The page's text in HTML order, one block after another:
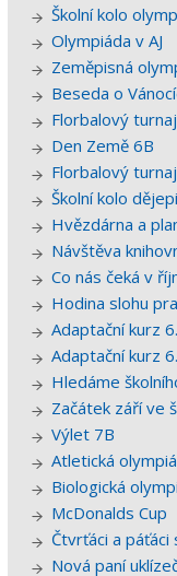
Školní kolo
Olympiáda v AJ
Zeměpisná
Beseda o
Florbalový
Den Země 6B
Florbalový turnaj
Školní kolo
Hvězdárna a
Návštěva
Co nás čeká v
Hodina slohu
Adaptační kurz
Adaptační kurz
Hledáme
Začátek září ve
Výlet 7B
Atletická
Biologická
McDonalds Cup
Čtvrťáci a páťáci
Nová paní